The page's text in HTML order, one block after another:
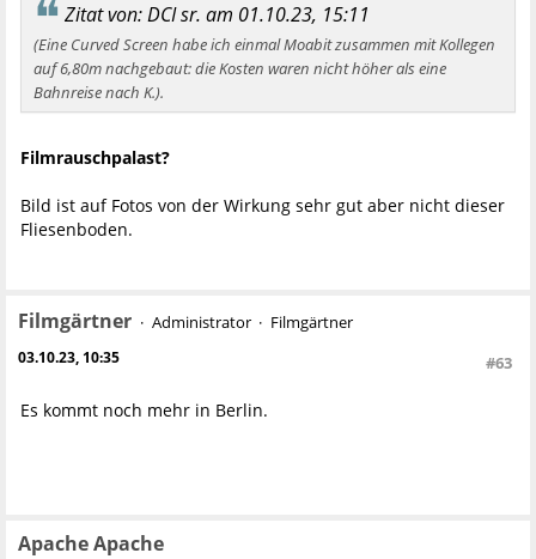
Zitat von: DCI sr. am 01.10.23, 15:11
(Eine Curved Screen habe ich einmal Moabit zusammen mit Kollegen
auf 6,80m nachgebaut: die Kosten waren nicht höher als eine
Bahnreise nach K.).
Filmrauschpalast?
Bild ist auf Fotos von der Wirkung sehr gut aber nicht dieser
Fliesenboden.
Filmgärtner Administrator Filmgärtner
03.10.23, 10:35 #63
Es kommt noch mehr in Berlin.
Apache Apache